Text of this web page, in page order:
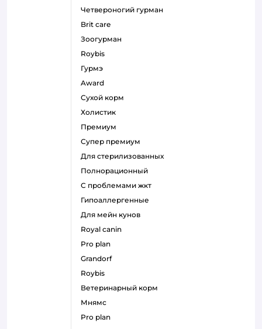
четвероногий гурман
brit care
зоогурман
roybis
гурмэ
award
сухой корм
холистик
премиум
супер премиум
для стерилизованных
полнорационный
с проблемами жкт
гипоаллергенные
для мейн кунов
royal canin
pro plan
grandorf
roybis
ветеринарный корм
мнямс
pro plan